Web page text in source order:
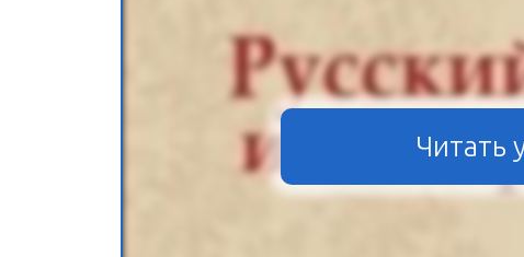
Читать